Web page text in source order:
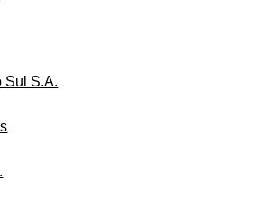
Sul S.A.